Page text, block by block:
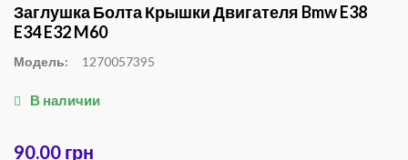
Заглушка Болта Крышки Двигателя Bmw E38
E34 E32 M60
Модель: 1270057395
В наличии
90.00 грн